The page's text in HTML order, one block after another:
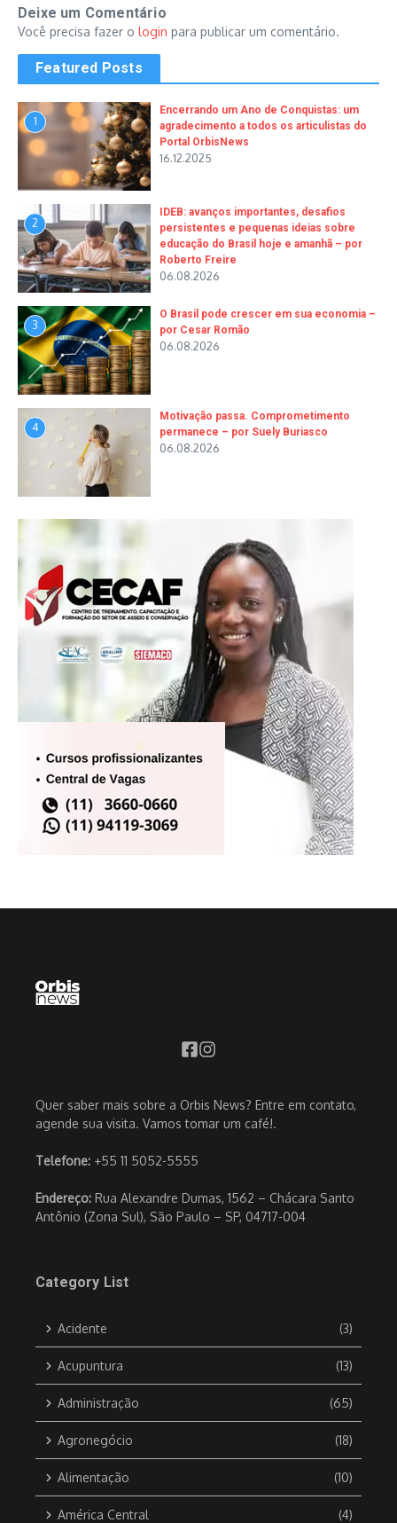
Deixe um Comentário
Você precisa fazer o login para publicar um comentário.
Featured Posts
1
Encerrando um Ano de Conquistas: um
agradecimento a todos os articulistas do
Portal OrbisNews
16.12.2025
2
IDEB: avanços importantes, desafios
persistentes e pequenas ideias sobre
educação do Brasil hoje e amanhã – por
Roberto Freire
06.08.2026
3
O Brasil pode crescer em sua economia –
por Cesar Romão
06.08.2026
4
Motivação passa. Comprometimento
permanece – por Suely Buriasco
06.08.2026
Quer saber mais sobre a Orbis News? Entre em contato,
agende sua visita. Vamos tomar um café!.
Telefone: +55 11 5052-5555
Endereço: Rua Alexandre Dumas, 1562 – Chácara Santo
Antônio (Zona Sul), São Paulo – SP, 04717-004
Category List
Acidente (3)
Acupuntura (13)
Administração (65)
Agronegócio (18)
Alimentação (10)
América Central (4)